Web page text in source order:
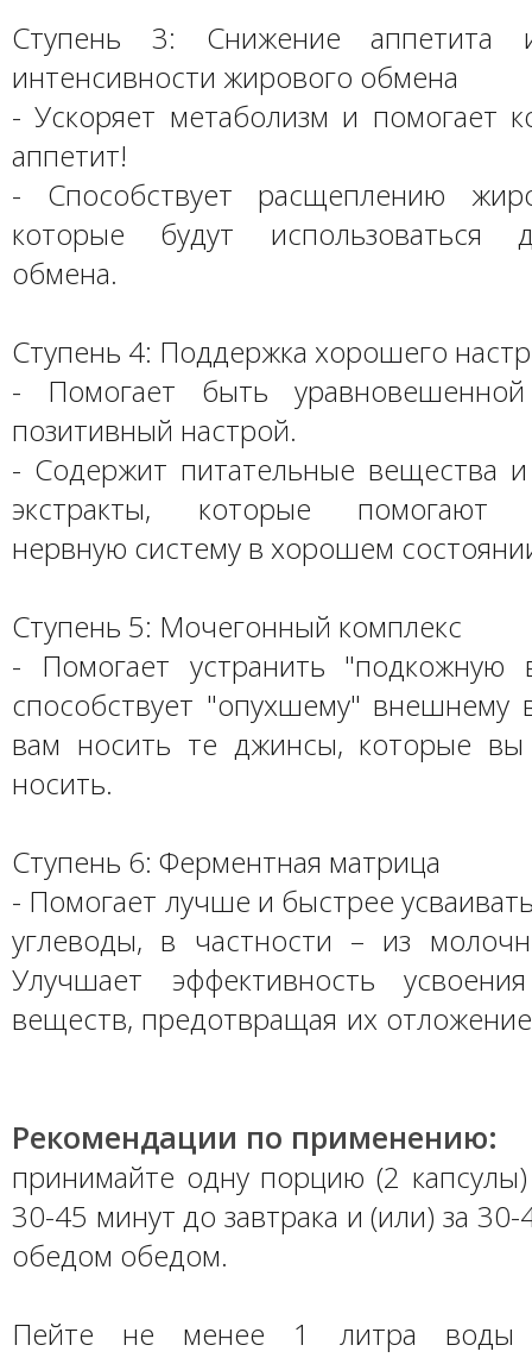
Ступень 3: Снижение аппетита
интенсивности жирового обмена
- Ускоряет метаболизм и помогает
аппетит!
- Способствует расщеплению
которые будут использоваться
обмена.
Ступень 4: Поддержка хорошего
- Помогает быть
позитивный настрой.
- Содержит питательные вещества
экстракты, которые помогают
нервную систему в хорошем
Ступень 5: Мочегонный комплекс
- Помогает устранить "подкожную
способствует "опухшему" внешнему
вам носить те джинсы, которые вы
носить.
Ступень 6: Ферментная матрица
- Помогает лучше и быстрее
углеводы, в частности – из
Улучшает эффективность
веществ, предотвращая их
Рекомендации по применению:
принимайте одну порцию (2
30-45 минут до завтрака и (или) за
обедом обедом.
Пейте не менее 1 литра